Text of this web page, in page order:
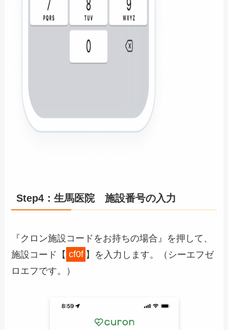
Step4：生馬医院 施設番号の入力
『クロン施設コードをお持ちの場合』を押して、
施設コード【 cf0f 】を入力します。（シーエフゼ
ロエフです。）